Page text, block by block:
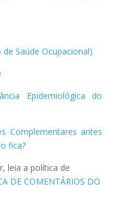
Saúde Ocupacional)
Epidemiológica do
Complementares antes
fica?
leia a política de
DE COMENTÁRIOS DO